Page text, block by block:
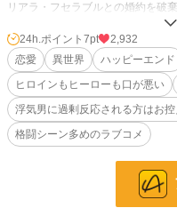
リアラ・フセラブルとの婚約を破
との婚約を宣言する」と叫んだ。
婚約破棄した上に公爵令嬢と婚約？
憤慨した私が婚約破棄を受けて、
公爵令嬢の元婚約者であるルーザ
アグリタ国の第５王子である彼は
属の傭兵部隊を持ち、冷酷な人間
の婚約を持ちかけてくる。話して
婚を前提に婚約する事にしたのだ
※史実とは関係ない異世界の世界
格闘シーンがお好きでない方、浮
24h.ポイント 7pt
2,932
恋愛
異世界 ハッピーエンド
ヒロインもヒーローも口が悪い
浮気男に過剰反応される方はお
格闘シーン多めのラブコメ